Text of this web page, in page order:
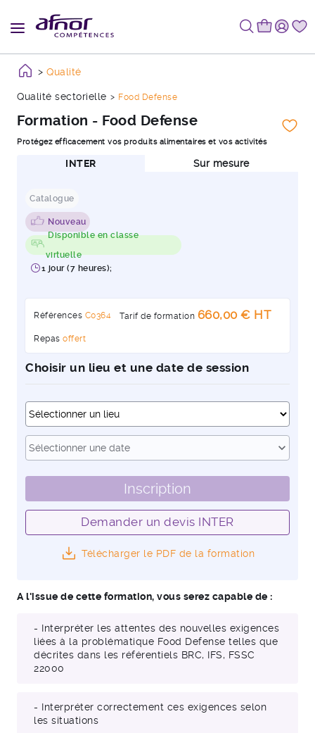
Qualité
Qualité sectorielle Food Defense
Formation - Food Defense
Protégez efficacement vos produits alimentaires et vos activités
INTER Sur mesure
Catalogue
Nouveau
Disponible en classe
virtuelle
1 jour (7 heures);
Références C0364 Tarif de formation 660,00 € HT
Repas offert
Choisir un lieu et une date de session
Sélectionner une date
expand_more
Inscription
Demander un devis INTER
Télécharger le PDF de la formation
A l'issue de cette formation, vous serez capable de :
- Interpréter les attentes des nouvelles exigences
liées à la problématique Food Defense telles que
décrites dans les référentiels BRC, IFS, FSSC
22000
- Interpréter correctement ces exigences selon
les situations